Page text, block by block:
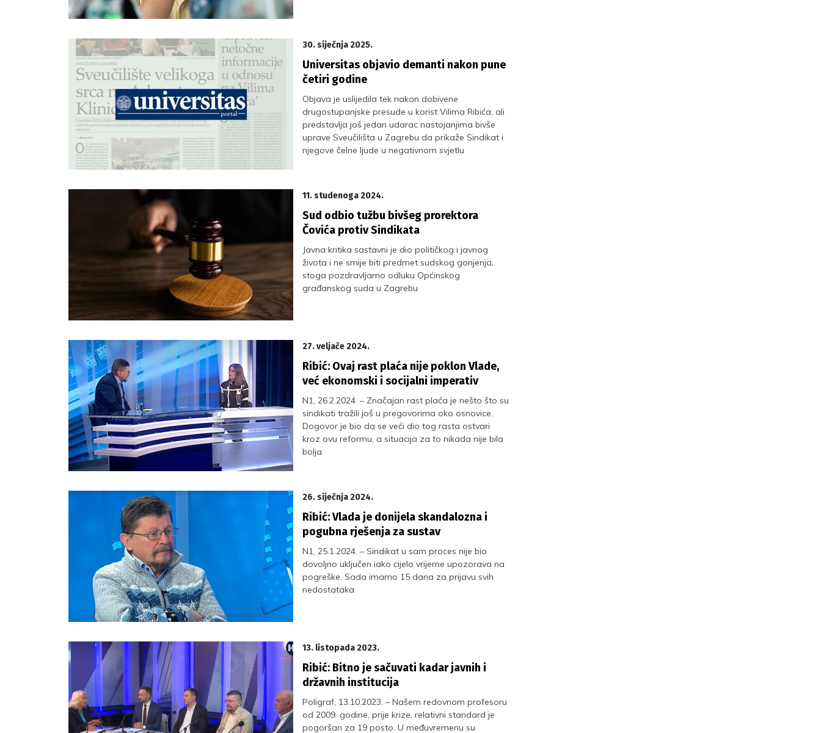
30. siječnja 2025.
Universitas objavio demanti nakon pune
četiri godine
Objava je uslijedila tek nakon dobivene
drugostupanjske presude u korist Vilima Ribića, ali
predstavlja još jedan udarac nastojanjima bivše
uprave Sveučilišta u Zagrebu da prikaže Sindikat i
njegove čelne ljude u negativnom svjetlu
11. studenoga 2024.
Sud odbio tužbu bivšeg prorektora
Čovića protiv Sindikata
Javna kritika sastavni je dio političkog i javnog
života i ne smije biti predmet sudskog gonjenja,
stoga pozdravljamo odluku Općinskog
građanskog suda u Zagrebu
27. veljače 2024.
Ribić: Ovaj rast plaća nije poklon Vlade,
već ekonomski i socijalni imperativ
N1, 26.2.2024. – Značajan rast plaća je nešto što su
sindikati tražili još u pregovorima oko osnovice.
Dogovor je bio da se veći dio tog rasta ostvari
kroz ovu reformu, a situacija za to nikada nije bila
bolja
26. siječnja 2024.
Ribić: Vlada je donijela skandalozna i
pogubna rješenja za sustav
N1, 25.1.2024. – Sindikat u sam proces nije bio
dovoljno uključen iako cijelo vrijeme upozorava na
pogreške. Sada imamo 15 dana za prijavu svih
nedostataka
13. listopada 2023.
Ribić: Bitno je sačuvati kadar javnih i
državnih institucija
Poligraf, 13.10.2023. – Našem redovnom profesoru
od 2009. godine, prije krize, relativni standard je
pogoršan za 19 posto. U međuvremenu su